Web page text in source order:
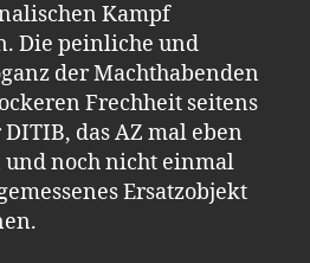
Kampf
Die peinliche und
der Machthabenden
Frechheit seitens
das AZ mal eben
und noch nicht einmal
Ersatzobjekt